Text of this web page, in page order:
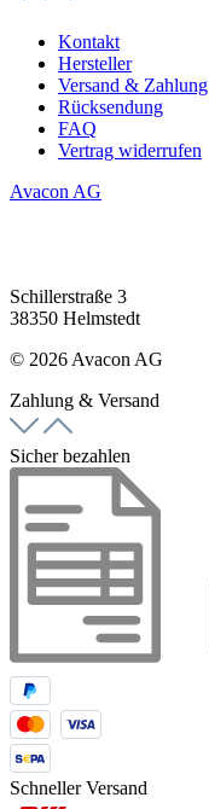
Kontakt
Hersteller
Versand & Zahlung
Rücksendung
FAQ
Vertrag widerrufen
Avacon AG
Schillerstraße 3
38350 Helmstedt
© 2026 Avacon AG
Zahlung & Versand
Sicher bezahlen
Schneller Versand